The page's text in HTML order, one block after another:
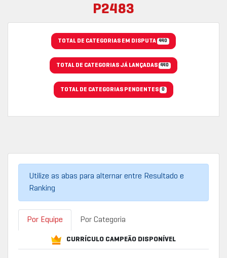
P2483
TOTAL DE CATEGORIAS EM DISPUTA 440
TOTAL DE CATEGORIAS JÁ LANÇADAS 440
TOTAL DE CATEGORIAS PENDENTES 0
Utilize as abas para alternar entre Resultado e
Ranking
Por Equipe Por Categoria
CURRÍCULO CAMPEÃO DISPONÍVEL